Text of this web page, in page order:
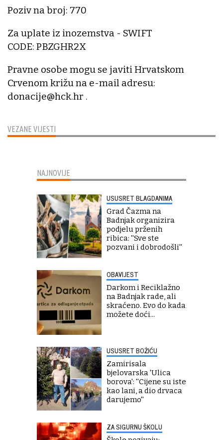
VEZANE VIJESTI
Poziv na broj: 770
Za uplate iz inozemstva - SWIFT
CODE: PBZGHR2X
Pravne osobe mogu se javiti Hrvatskom
Crvenom križu na e-mail adresu:
donacije@hck.hr .
NAJNOVIJE
USUSRET BLAGDANIMA
Grad Čazma na
Badnjak organizira
podjelu prženih
ribica: ''Sve ste
pozvani i dobrodošli''
OBAVIJEST
Darkom i Reciklažno
na Badnjak rade, ali
skraćeno. Evo do kada
možete doći...
USUSRET BOŽIĆU
Zamirisala
bjelovarska 'Ulica
borova': ''Cijene su iste
kao lani, a dio drvaca
darujemo''
ZA SIGURNU ŠKOLU